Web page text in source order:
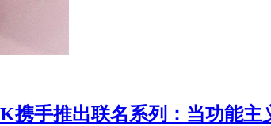
携手推出联名系列：当功能主